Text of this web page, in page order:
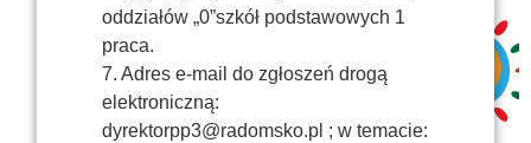
oddziałów „0”szkół podstawowych 1
praca.
7. Adres e-mail do zgłoszeń drogą
elektroniczną:
dyrektorpp3@radomsko.pl ; w temacie: